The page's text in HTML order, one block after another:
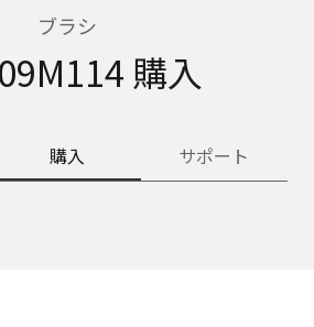
ブラシ
購入
購入 サポート